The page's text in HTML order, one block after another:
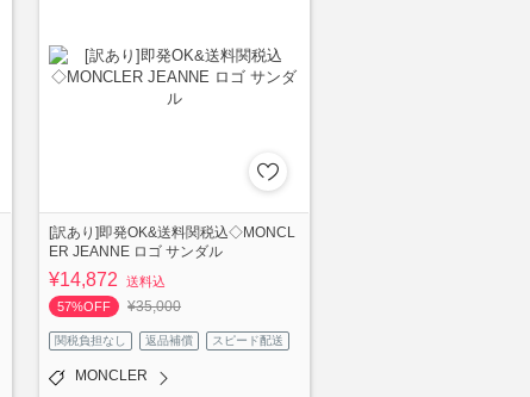
[訳あり]即発OK&送料関税込◇MONCL
ER JEANNE ロゴ サンダル
¥14,872
送料込
57%OFF
¥35,000
関税負担なし 返品補償 スピード配送
MONCLER